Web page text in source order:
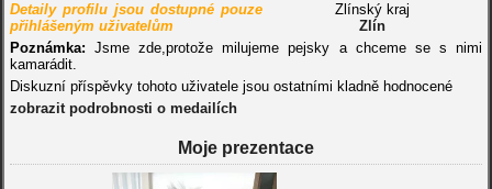
Zlínský kraj
Zlín
Detaily profilu jsou dostupné pouze
přihlášeným uživatelům
Poznámka: Jsme zde,protože milujeme pejsky a chceme se s nimi
kamarádit.
Diskuzní příspěvky tohoto uživatele jsou ostatními kladně hodnocené
zobrazit podrobnosti o medailích
Moje prezentace